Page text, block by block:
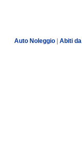
Auto Noleggio Abiti